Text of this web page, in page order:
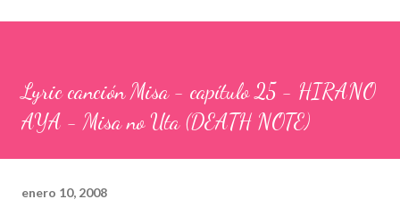
Lyric canción Misa - capítulo 25 - HIRANO
AYA - Misa no Uta (DEATH NOTE)
enero 10, 2008